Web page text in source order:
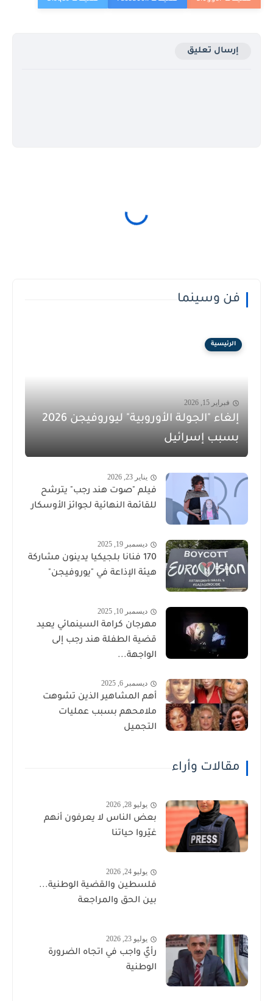
إرسال تعليق
فن وسينما
الرئيسية
فبراير 15, 2026
إلغاء "الجولة الأوروبية" ليوروفيجن 2026
بسبب إسرائيل
يناير 23, 2026
فيلم "صوت هند رجب" يترشح
للقائمة النهائية لجوائز الأوسكار
ديسمبر 19, 2025
170 فنانا بلجيكيا يدينون مشاركة
هيئة الإذاعة في "يوروفيجن"
ديسمبر 10, 2025
مهرجان كرامة السينمائي يعيد
قضية الطفلة هند رجب إلى
الواجهة...
ديسمبر 6, 2025
أهم المشاهير الذين تشوهت
ملامحهم بسبب عمليات
التجميل
مقالات وأراء
يوليو 28, 2026
بعض الناس لا يعرفون أنهم
غيّروا حياتنا
يوليو 24, 2026
فلسطين والقضية الوطنية...
بين الحق والمراجعة
يوليو 23, 2026
رأيٌ واجب في اتجاه الضرورة
الوطنية